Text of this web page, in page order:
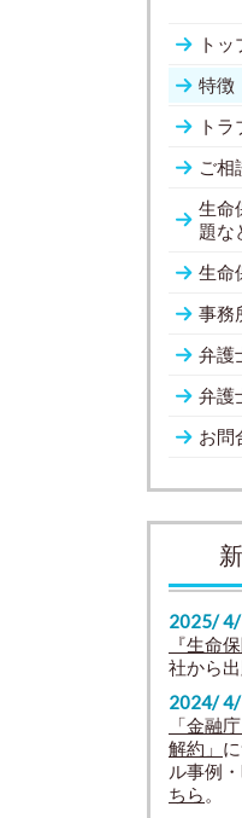
ト
特徴
ト
ご相
生命
題な
生命
事務
弁護
弁護
お問
2025/
『生命
社から出
2024/
「金融
解約」
ル事例
ちら 。